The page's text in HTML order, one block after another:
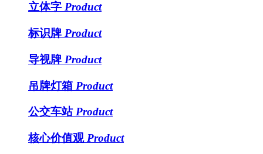
立体字 Product
标识牌 Product
导视牌 Product
吊牌灯箱 Product
公交车站Product
核心价值观 Product